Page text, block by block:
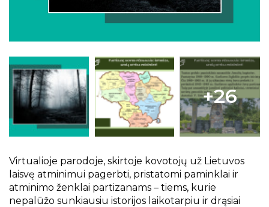
Kraštotyrinės virtualios parodos
Piligrimų keliai Kauno rajone
+26
Virtualioje parodoje, skirtoje kovotojų už Lietuvos
laisvę atminimui pagerbti, pristatomi paminklai ir
atminimo ženklai partizanams – tiems, kurie
nepalūžo sunkiausiu istorijos laikotarpiu ir drąsiai